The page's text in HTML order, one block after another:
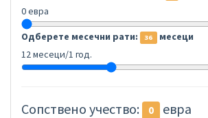
0 евра
Одберете месечни рати: 36 месеци
12 месеци/1 год.
Сопствено учество: 0
евра